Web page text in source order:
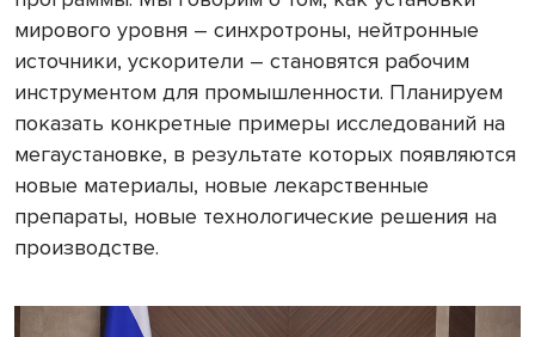
мирового уровня – синхротроны, нейтронные
источники, ускорители – становятся рабочим
инструментом для промышленности. Планируем
показать конкретные примеры исследований на
мегаустановке, в результате которых появляются
новые материалы, новые лекарственные
препараты, новые технологические решения на
производстве.